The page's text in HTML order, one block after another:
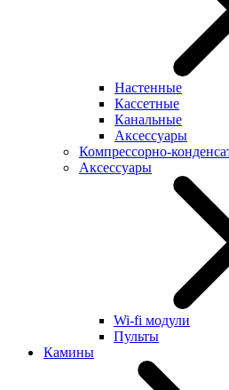
Настенные
Кассетные
Канальные
Аксессуары
Компрессорно-
Аксессуары
Wi-fi модули
Пульты
Камины